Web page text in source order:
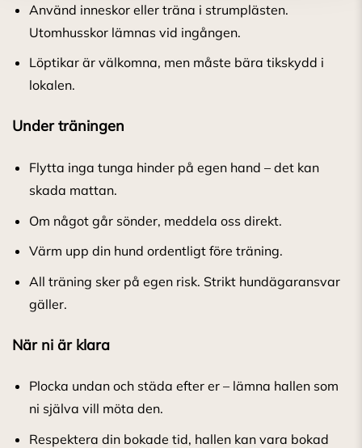
Använd inneskor eller träna i strumplästen.
Utomhusskor lämnas vid ingången.
Löptikar är välkomna, men måste bära tikskydd i
lokalen.
Under träningen
Flytta inga tunga hinder på egen hand – det kan
skada mattan.
Om något går sönder, meddela oss direkt.
Värm upp din hund ordentligt före träning.
All träning sker på egen risk. Strikt hundägaransvar
gäller.
När ni är klara
Plocka undan och städa efter er – lämna hallen som
ni själva vill möta den.
Respektera din bokade tid, hallen kan vara bokad